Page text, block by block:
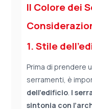
Il Colore dei
1. Stile
Prima di prendere
serramenti, è
dell’edificio. I
sintonia con